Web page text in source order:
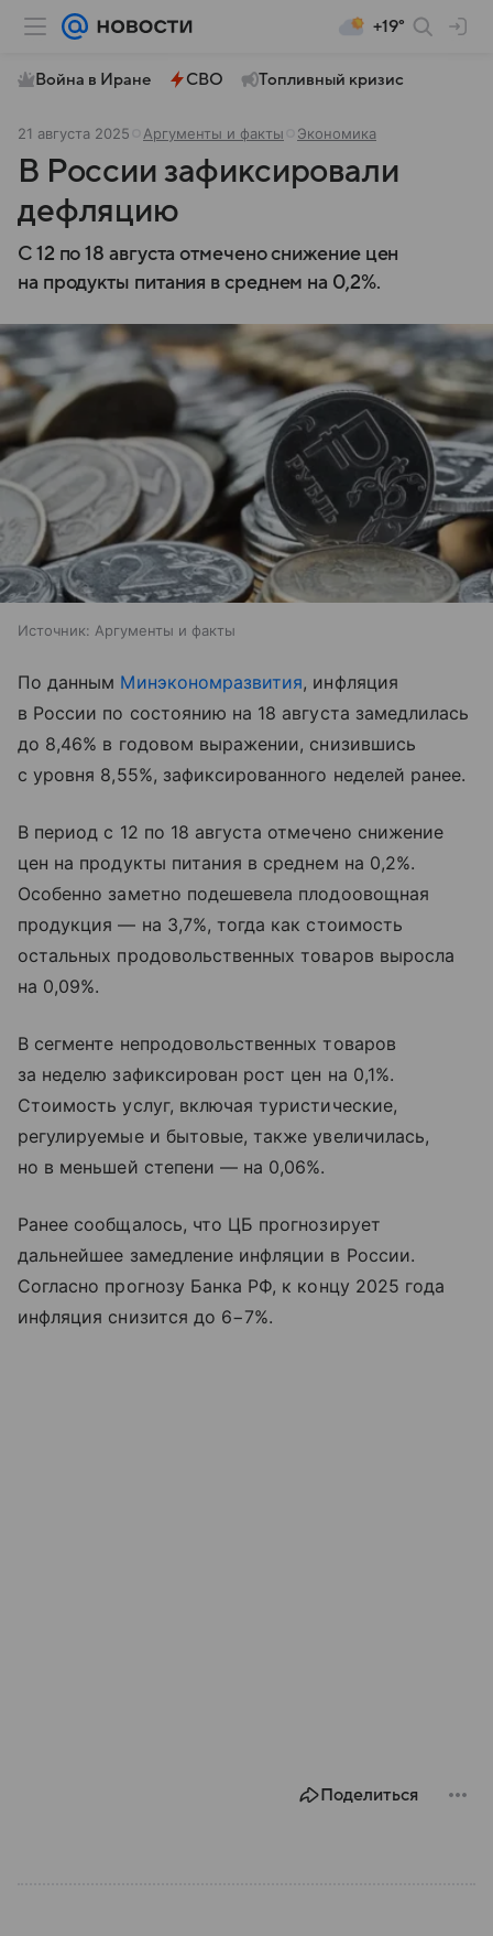
+19°
Война в Иране СВО Топливный кризис
21 августа 2025 Аргументы и факты Экономика
В России зафиксировали
дефляцию
С 12 по 18 августа отмечено снижение цен
на продукты питания в среднем на 0,2%.
Источник: Аргументы и факты
По данным Минэкономразвития, инфляция
в России по состоянию на 18 августа замедлилась
до 8,46% в годовом выражении, снизившись
с уровня 8,55%, зафиксированного неделей ранее.
В период с 12 по 18 августа отмечено снижение
цен на продукты питания в среднем на 0,2%.
Особенно заметно подешевела плодоовощная
продукция — на 3,7%, тогда как стоимость
остальных продовольственных товаров выросла
на 0,09%.
В сегменте непродовольственных товаров
за неделю зафиксирован рост цен на 0,1%.
Стоимость услуг, включая туристические,
регулируемые и бытовые, также увеличилась,
но в меньшей степени — на 0,06%.
Ранее сообщалось, что ЦБ прогнозирует
дальнейшее замедление инфляции в России.
Согласно прогнозу Банка РФ, к концу 2025 года
инфляция снизится до 6−7%.
Поделиться